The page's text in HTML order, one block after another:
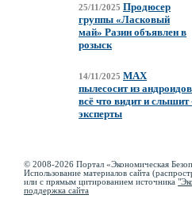
25/11/2025 Продюсер
группы «Ласковый
май» Разин объявлен в
розыск
14/11/2025 MAX
пылесосит из андроидов
всё что видит и слышит
эксперты
© 2008-2026 Портал «Экономическая
Использование материалов сайта
или с прямым цитированием источника
поддержка сайта